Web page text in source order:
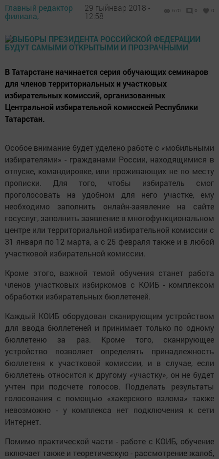
Главный редактор
филиала,
29 гыйнвар 2018 -
12:58
670 0 0
В Татарстане начинается серия обучающих семинаров
для членов территориальных и участковых
избирательных комиссий, организованных
Центральной избирательной комиссией Республики
Татарстан.
Особое внимание будет уделено работе с «мобильными
избирателями» - гражданами России, находящимися в
отпуске, командировке, или проживающих не по месту
прописки. Для того, чтобы избиратель смог
проголосовать на удобном для него участке, ему
необходимо заполнить онлайн-заявление на сайте
госуслуг, заполнить заявление в многофункциональном
центре или территориальной избирательной комиссии с
31 января по 12 марта, а с 25 февраля также и в любой
участковой избирательной комиссии.
Кроме этого, важной темой обучения станет работа
членов участковых избиркомов с КОИБ - комплексом
обработки избирательных бюллетеней.
Каждый КОИБ оборудован сканирующим устройством
для ввода бюллетеней и принимает только по одному
бюллетеню за раз. Кроме того, сканирующее
устройство позволяет определять принадлежность
бюллетеня к участковой комиссии, и в случае, если
бюллетень относится к другому «участку», он не будет
учтен при подсчете голосов. Подделать результаты
голосования с помощью «хакерского взлома» также
невозможно - у комплекса нет подключения к сети
Интернет.
Помимо практической части - работе с КОИБ, обучение
включает также и теоретическую - рассмотрение жалоб,